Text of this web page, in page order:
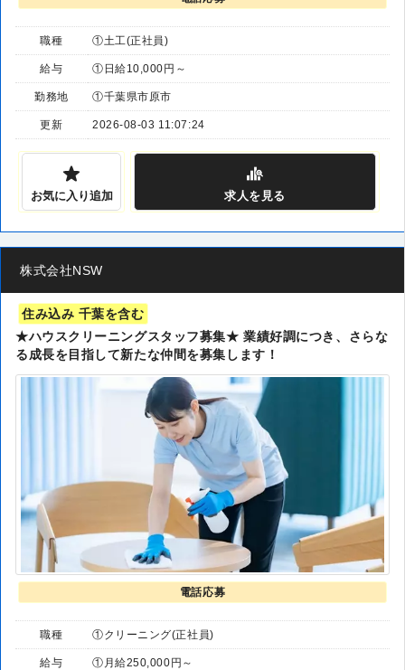
職種 ①土工(正社員)
給与 ①日給10,000円～
勤務地 ①千葉県市原市
更新 2026-08-03 11:07:24
お気に入り追加 求人 を見る
株式会社NSW
住み込み 千葉を含む
★ハウスクリーニングスタッフ募集★ 業績好調につき、さらな
る成長を目指して新たな仲間を募集します！
電話応募
職種 ①クリーニング(正社員)
給与 ①月給250,000円～